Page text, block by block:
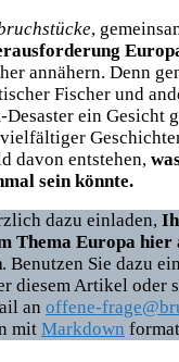
,
annähern. Denn
Fischer und
ein Gesicht
davon entstehen,
sein könnte.
dazu einladen,
Thema Europa hier
. Benutzen Sie dazu
diesem Artikel oder
an offene-
mit Markdown